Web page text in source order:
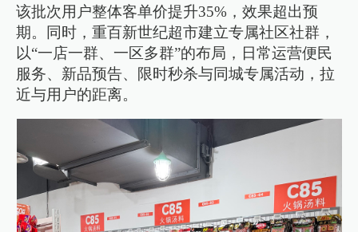
该批次用户整体客单价提升35%，效果超出预
期。同时，重百新世纪超市建立专属社区社群，
以“一店一群、一区多群”的布局，日常运营便民
服务、新品预告、限时秒杀与同城专属活动，拉
近与用户的距离。